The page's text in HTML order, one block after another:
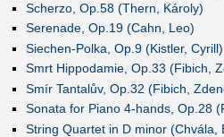
Scherzo, Op.58 (Thern, Károly)
Serenade, Op.19 (Cahn, Leo)
Siechen-Polka, Op.9 (Kistler, Cyrill)
Smrt Hippodamie, Op.33 (Fibich,
Smír Tantalův, Op.32 (Fibich,
Sonata for Piano 4-hands, Op.28
String Quartet in D minor (Chvála,